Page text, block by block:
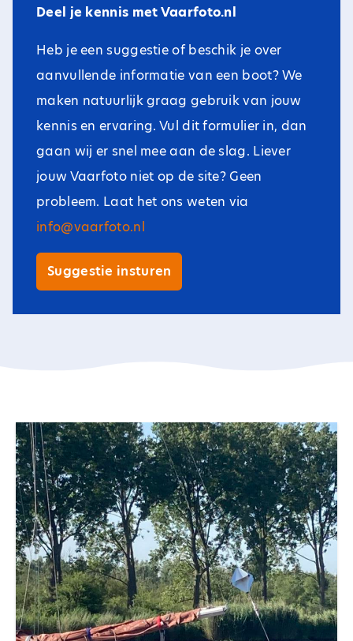
Deel je kennis met Vaarfoto.nl
Heb je een suggestie of beschik je over
aanvullende informatie van een boot? We
maken natuurlijk graag gebruik van jouw
kennis en ervaring. Vul dit formulier in, dan
gaan wij er snel mee aan de slag. Liever
jouw Vaarfoto niet op de site? Geen
probleem. Laat het ons weten via
info@vaarfoto.nl
Suggestie insturen